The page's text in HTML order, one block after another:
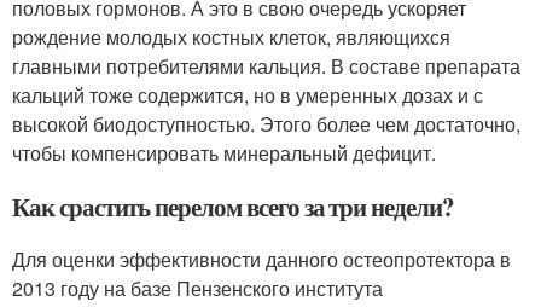
половых гормонов. А это в свою очередь ускоряет
рождение молодых костных клеток, являющихся
главными потребителями кальция. В составе препарата
кальций тоже содержится, но в умеренных дозах и с
высокой биодоступностью. Этого более чем достаточно,
чтобы компенсировать минеральный дефицит.
Как срастить перелом всего за три недели?
Для оценки эффективности данного остеопротектора в
2013 году на базе Пензенского института